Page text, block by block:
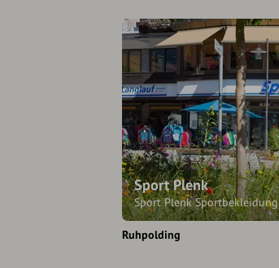
Sport Plenk
Sport Plenk Sportbekleidung
Ruhpolding